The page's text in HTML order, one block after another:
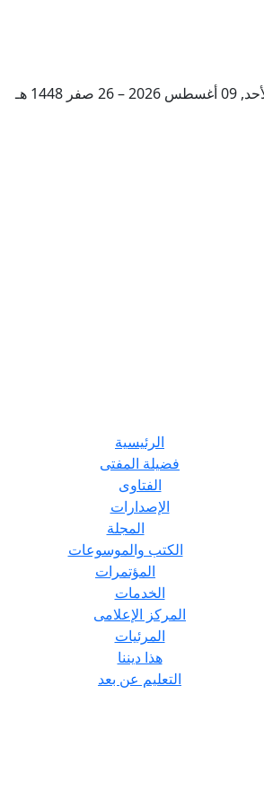
2026 – 26 صفر 1448 هـ
الرئيسية
فضيلة المفتى
الفتاوى
الإصدارات
المجلة
الكتب والموسوعات
المؤتمرات
الخدمات
المركز الإعلامى
المرئيات
هذا ديننا
التعليم عن بعد